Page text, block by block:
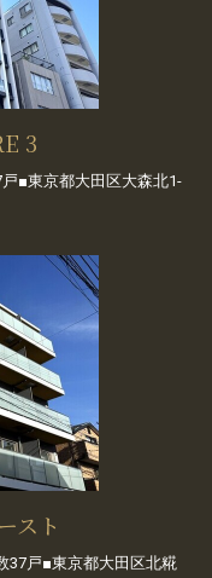
3
■東京都大田区大森北1-
スト
37戸■東京都大田区北糀